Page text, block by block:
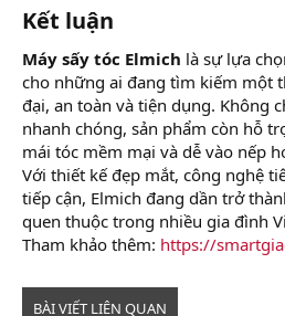
Kết luận​
Máy sấy tóc Elmich là sự lựa
cho những ai đang tìm kiếm một
đại, an toàn và tiện dụng. Không
nhanh chóng, sản phẩm còn hỗ
mái tóc mềm mại và dễ vào nếp
Với thiết kế đẹp mắt, công nghệ
tiếp cận, Elmich đang dần trở
quen thuộc trong nhiều gia đình
Tham khảo thêm: https://
BÀI VIẾT LIÊN QUAN